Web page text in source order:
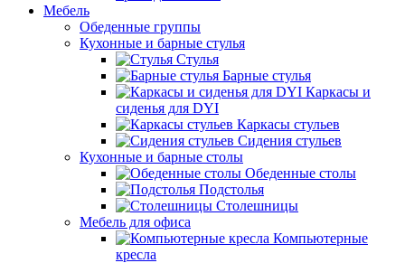
Мебель
Обеденные группы
Кухонные и барные стулья
Стулья
Барные стулья
Каркасы и
сиденья для DYI
Каркасы стульев
Сидения стульев
Кухонные и барные столы
Обеденные столы
Подстолья
Столешницы
Мебель для офиса
Компьютерные
кресла